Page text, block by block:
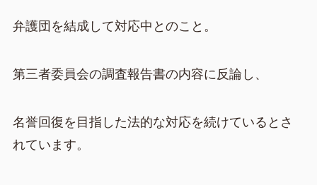
弁護団を結成して対応中とのこと。
第三者委員会の調査報告書の内容に反論し、
名誉回復を目指した法的な対応を続けているとさ
れています。